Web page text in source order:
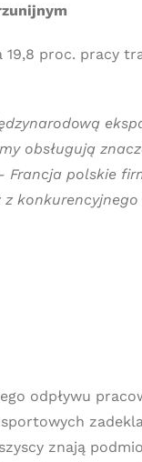
19,8 proc.
obsługują
polskie
odpływu
znają